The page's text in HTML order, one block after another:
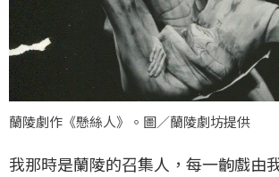
蘭陵劇作《懸絲人》。圖／蘭陵劇坊提供
我那時是蘭陵的召集人，每一齣戲由